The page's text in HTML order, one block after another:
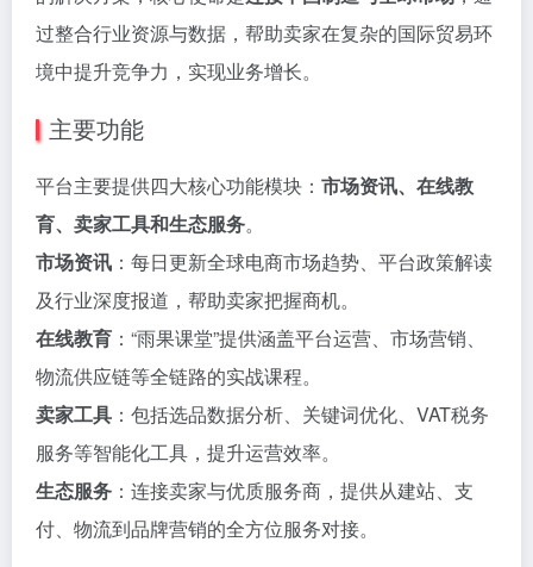
过整合行业资源与数据，帮助卖家在复杂的国际贸易环
境中提升竞争力，实现业务增长。
主要功能
平台主要提供四大核心功能模块： 市场资讯、在线教
育、卖家工具和生态服务。
市场资讯 ：每日更新全球电商市场趋势、平台政策解读
及行业深度报道，帮助卖家把握商机。
在线教育 ：“雨果课堂”提供涵盖平台运营、市场营销、
物流供应链等全链路的实战课程。
卖家工具 ：包括选品数据分析、关键词优化、VAT税务
服务等智能化工具，提升运营效率。
生态服务 ：连接卖家与优质服务商，提供从建站、支
付、物流到品牌营销的全方位服务对接。